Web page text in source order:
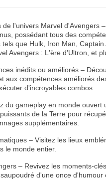
l'univers Marvel d'Avengers
possédant tous des
que Hulk, Iron Man,
Avengers : L'ère d'Ultron, et
inédits ou améliorés –
aux compétences améliorés
d'incroyables combos.
du gameplay en monde ouvert
de la Terre pour
supplémentaires.
– Visitez les lieux
le monde entier.
– Revivez les moments-
d'une once d'humour